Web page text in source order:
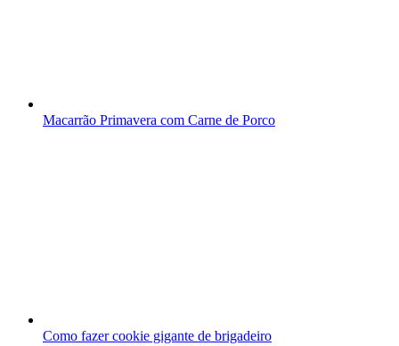
Macarrão Primavera com Carne de Porco
Como fazer cookie gigante de brigadeiro